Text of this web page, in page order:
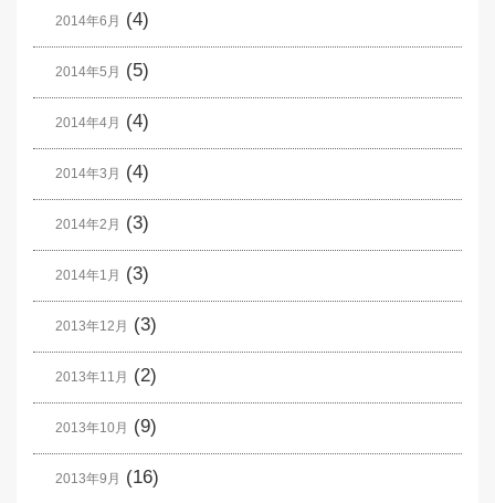
2014年6月 (4)
2014年5月 (5)
2014年4月 (4)
2014年3月 (4)
2014年2月 (3)
2014年1月 (3)
2013年12月 (3)
2013年11月 (2)
2013年10月 (9)
2013年9月 (16)